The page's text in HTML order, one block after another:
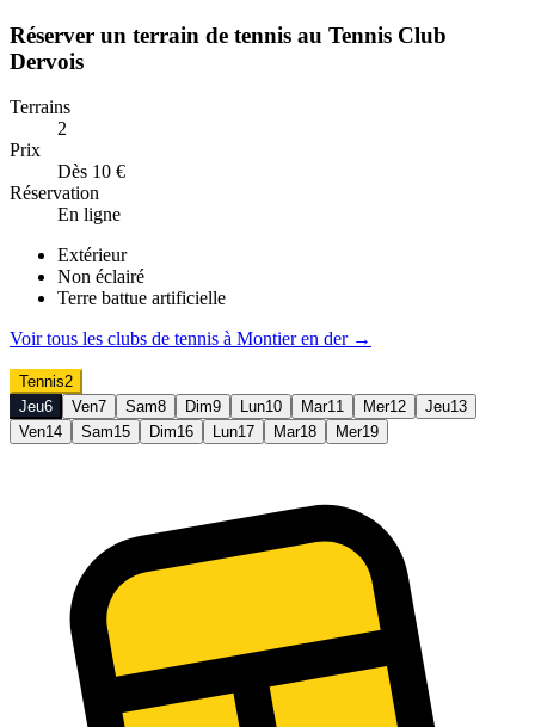
Réserver un terrain de tennis au Tennis Club
Dervois
Terrains
2
Prix
Dès 10 €
Réservation
En ligne
Extérieur
Non éclairé
Terre battue artificielle
Voir tous les clubs de tennis à Montier en der→
Tennis2
Jeu6 Ven7 Sam8 Dim9 Lun10 Mar11 Mer12 Jeu13
Ven14 Sam15 Dim16 Lun17 Mar18 Mer19